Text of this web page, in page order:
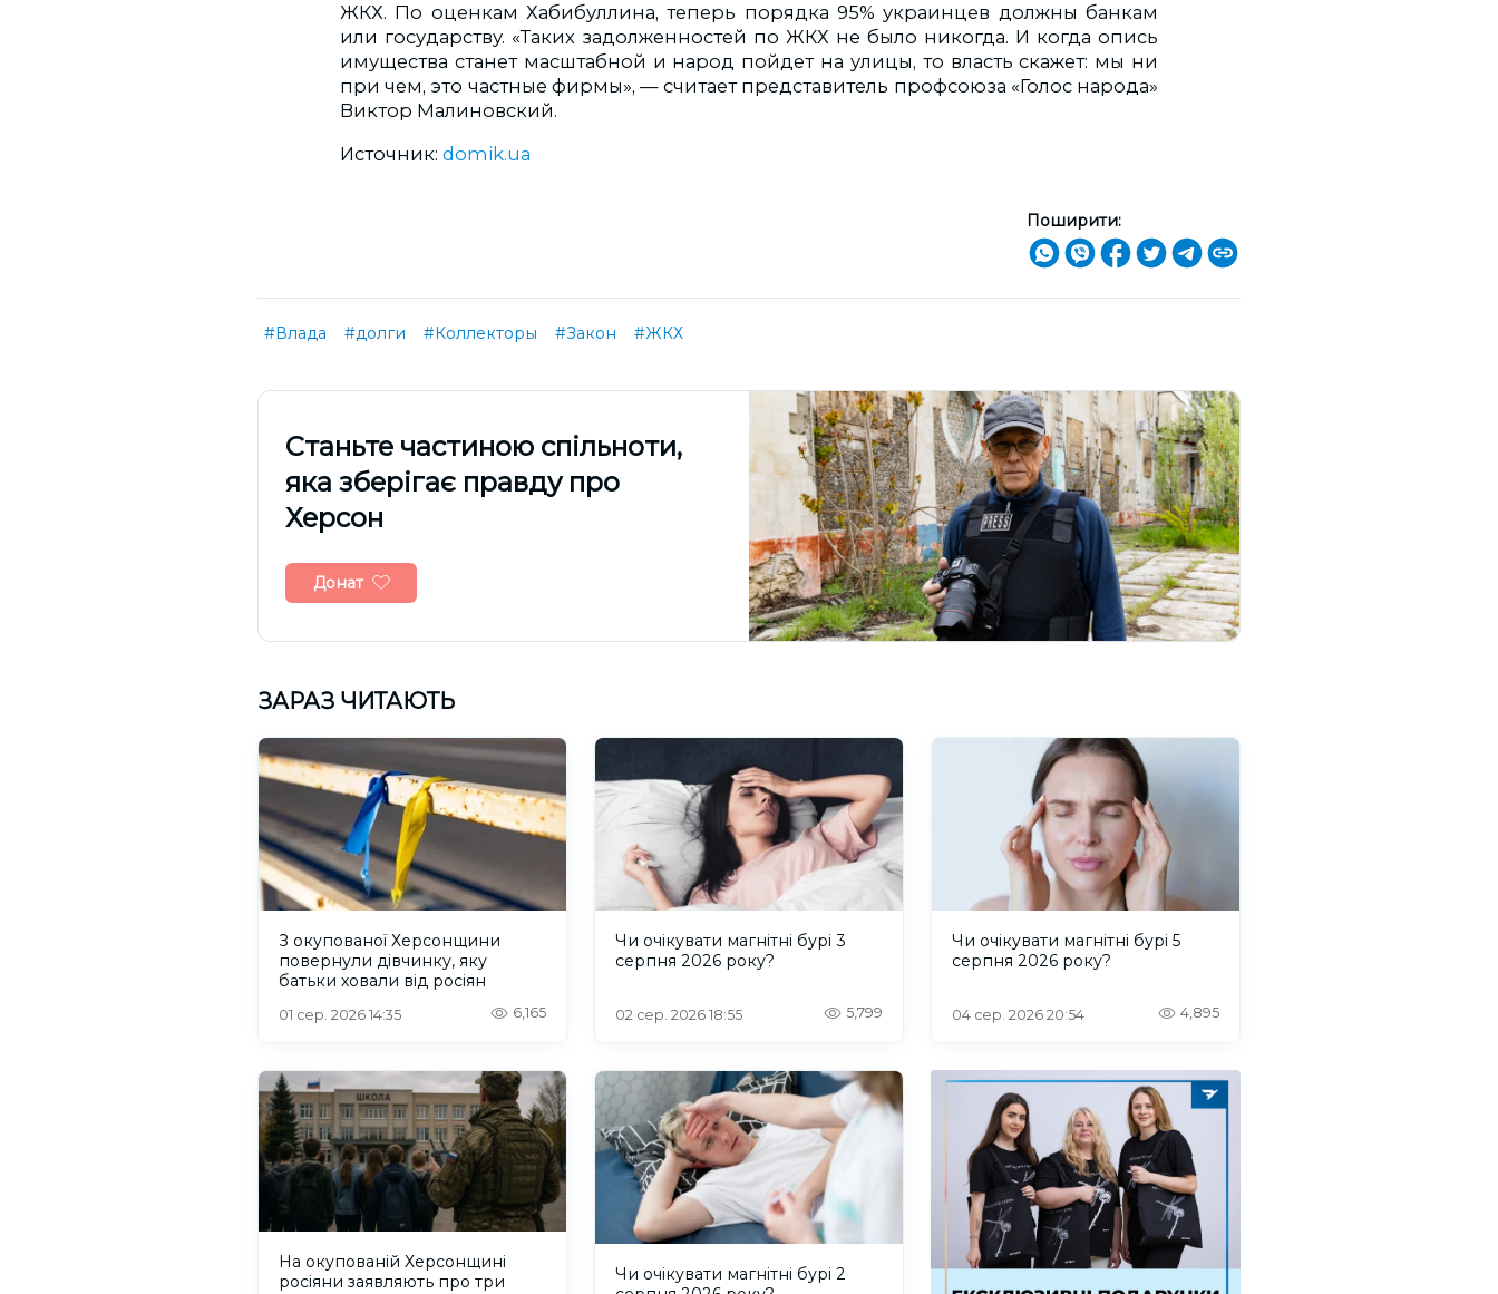
ЖКХ. По оценкам Хабибуллина, теперь порядка 95% украинцев должны банкам
или государству. «Таких задолженностей по ЖКХ не было никогда. И когда опись
имущества станет масштабной и народ пойдет на улицы, то власть скажет: мы ни
при чем, это частные фирмы», — считает представитель профсоюза «Голос народа»
Виктор Малиновский.
Источник: domik.ua
Поширити:
#Влада #долги #Коллекторы #Закон #ЖКХ
Cтаньте частиною спільноти,
яка зберігає правду про
Херсон
Донат
ЗАРАЗ ЧИТАЮТЬ
З окупованої Херсонщини
повернули дівчинку, яку
батьки ховали від росіян
01 сер. 2026 14:35 6,165
Чи очікувати магнітні бурі 3
серпня 2026 року?
02 сер. 2026 18:55 5,799
Чи очікувати магнітні бурі 5
серпня 2026 року?
04 сер. 2026 20:54 4,895
На окупованій Херсонщині
росіяни заявляють про три
Чи очікувати магнітні бурі 2